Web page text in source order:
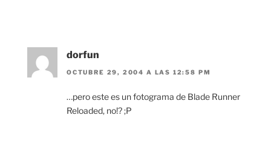
dorfun
OCTUBRE 29, 2004 A LAS 12:58 PM
…pero este es un fotograma de Blade Runner
Reloaded, no!? ;P